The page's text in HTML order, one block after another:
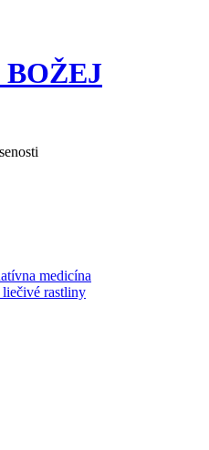
medicína
liečivé rastliny